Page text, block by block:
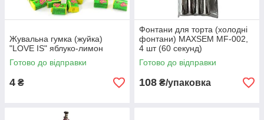
Жувальна гумка (жуйка)
"LOVE IS" яблуко-лимон
Готово до відправки
4 ₴
Фонтани для торта (холодні
фонтани) MAXSEM MF-002,
4 шт (60 секунд)
Готово до відправки
108 ₴/упаковка